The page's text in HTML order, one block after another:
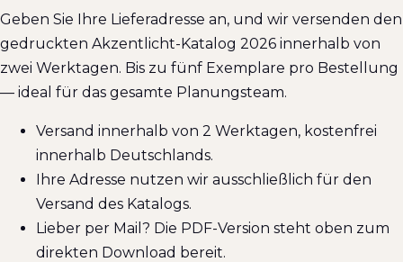
Geben Sie Ihre Lieferadresse an, und wir versenden den
gedruckten Akzentlicht-Katalog 2026 innerhalb von
zwei Werktagen. Bis zu fünf Exemplare pro Bestellung
— ideal für das gesamte Planungsteam.
Versand innerhalb von 2 Werktagen, kostenfrei
innerhalb Deutschlands.
Ihre Adresse nutzen wir ausschließlich für den
Versand des Katalogs.
Lieber per Mail? Die PDF-Version steht oben zum
direkten Download bereit.